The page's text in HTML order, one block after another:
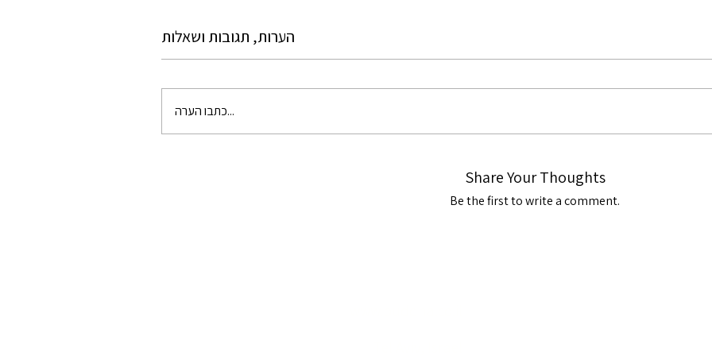
הערות, תגובות ושאלות
כתבו הערה...
Share Your Thoughts
Be the first to write a comment.